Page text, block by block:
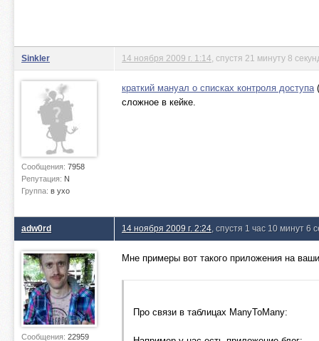
Sinkler
Сообщения: 7958
Репутация: N
Группа: в ухо
14 ноября 2009 г. 1:14 , спустя 21 минуту 8
краткий мануал о списках контроля доступа
сложное в кейке.
adw0rd
Сообщения: 22959
14 ноября 2009 г. 2:24 , спустя 1 час 10 минут 6
Мне примеры вот такого приложения на
Про связи в таблицах ManyToMany: